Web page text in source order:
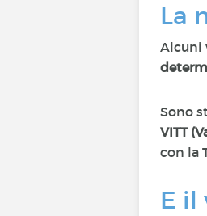
La
Alcuni
Sono
VITT
con la
E il